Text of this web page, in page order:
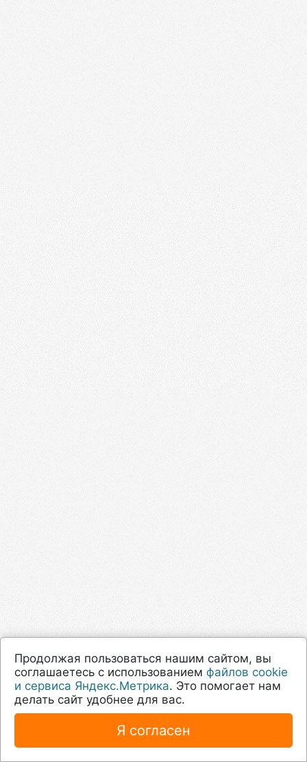
Продолжая пользоваться нашим сайтом, вы
соглашаетесь с использованием файлов cookie
и сервиса Яндекс.Метрика. Это помогает нам
делать сайт удобнее для вас.
Я согласен